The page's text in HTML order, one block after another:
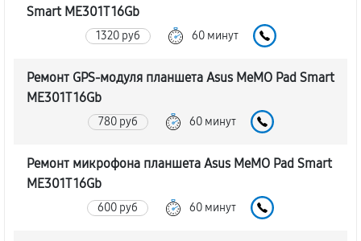
Smart ME301T 16Gb
1320 руб 60 минут
Ремонт GPS-модуля планшета Asus MeMO Pad Smart
ME301T 16Gb
780 руб 60 минут
Ремонт микрофона планшета Asus MeMO Pad Smart
ME301T 16Gb
600 руб 60 минут